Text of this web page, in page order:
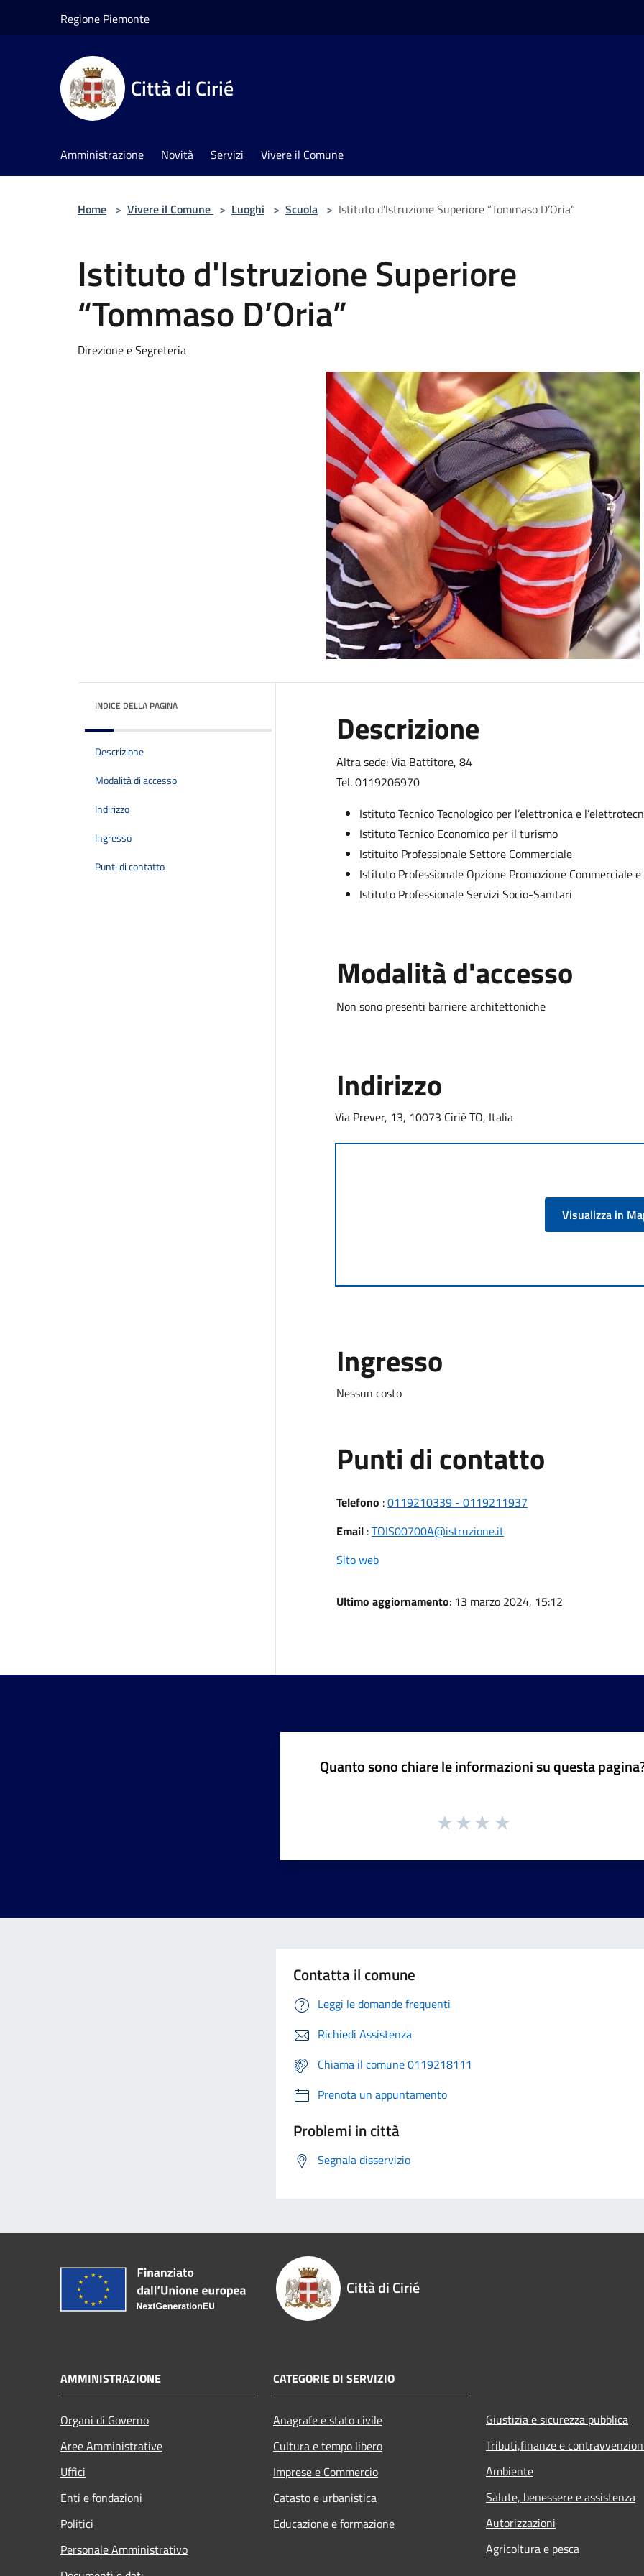
Regione Piemonte
Città di Cirié
Amministrazione Novità Servizi Vivere il Comune
Home > Vivere il Comune > Luoghi > Scuola > Istituto d'Istruzione Superiore “Tommaso D’Oria”
Istituto d'Istruzione Superiore
“Tommaso D’Oria”
Direzione e Segreteria
INDICE DELLA PAGINA
Descrizione
Modalità di accesso
Indirizzo
Ingresso
Punti di contatto
Descrizione
Altra sede: Via Battitore, 84
Tel. 0119206970
Istituto Tecnico Tecnologico per l’elettronica e
Istituto Tecnico Economico per il turismo
Istituito Professionale Settore Commerciale
Istituto Professionale Opzione Promozione Commerciale
Istituto Professionale Servizi Socio-Sanitari
Modalità d'accesso
Non sono presenti barriere architettoniche
Indirizzo
Via Prever, 13, 10073 Ciriè TO, Italia
Visualizza in
Ingresso
Nessun costo
Punti di contatto
Telefono :0119210339 - 0119211937
Email:TOIS00700A@istruzione.it
Sito web
Ultimo aggiornamento: 13 marzo 2024, 15:12
Quanto sono chiare le informazioni su questa
Contatta il comune
Leggi le domande frequenti
Richiedi Assistenza
Chiama il comune 0119218111
Prenota un appuntamento
Problemi in città
Segnala disservizio
Città di Cirié
AMMINISTRAZIONE
Organi di Governo
Aree Amministrative
Uffici
Enti e fondazioni
Politici
Personale Amministrativo
CATEGORIE DI SERVIZIO
Anagrafe e stato civile
Cultura e tempo libero
Imprese e Commercio
Catasto e urbanistica
Educazione e formazione
Giustizia e sicurezza pubblica
Tributi,finanze e
Ambiente
Salute, benessere e assistenza
Autorizzazioni
Agricoltura e pesca